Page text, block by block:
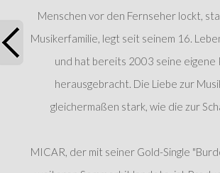
Menschen vor den Fernseher lockt,
Musikerfamilie, legt seit seinem 16.
und hat bereits 2003 seine eigene
herausgebracht. Die Liebe zur
gleichermaßen stark, wie die zur
MICAR, der mit seiner Gold-Single